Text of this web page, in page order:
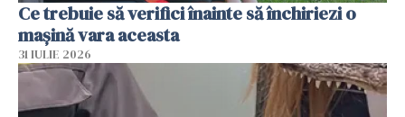
Ce trebuie să verifici înainte să închiriezi o
mașină vara aceasta
31 IULIE 2026